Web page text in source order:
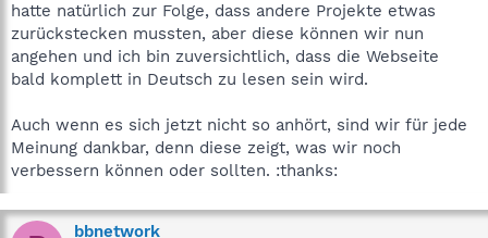
hatte natürlich zur Folge, dass andere Projekte etwas
zurückstecken mussten, aber diese können wir nun
angehen und ich bin zuversichtlich, dass die Webseite
bald komplett in Deutsch zu lesen sein wird.
Auch wenn es sich jetzt nicht so anhört, sind wir für jede
Meinung dankbar, denn diese zeigt, was wir noch
verbessern können oder sollten. :thanks:
bbnetwork